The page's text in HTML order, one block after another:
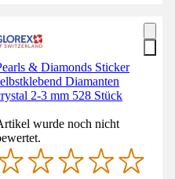
& Diamonds Sticker
Diamanten
2-3 mm 528 Stück
wurde noch nicht